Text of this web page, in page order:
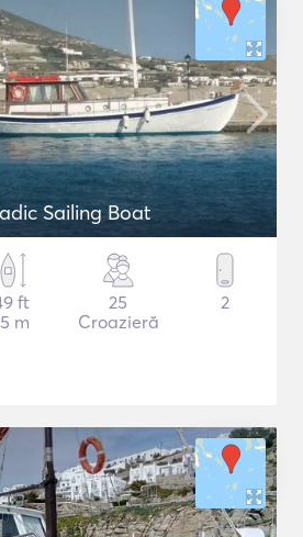
Sailing Boat
ft
m
25
Croazieră
2